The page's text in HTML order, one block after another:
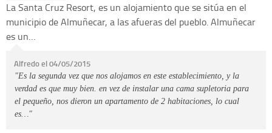
La Santa Cruz Resort, es un alojamiento que se sitúa en el
municipio de Almuñecar, a las afueras del pueblo. Almuñecar
es un…
Alfredo el 04/05/2015
"Es la segunda vez que nos alojamos en este establecimiento, y la
verdad es que muy bien. en vez de instalar una cama supletoria para
el pequeño, nos dieron un apartamento de 2 habitaciones, lo cual
es…"